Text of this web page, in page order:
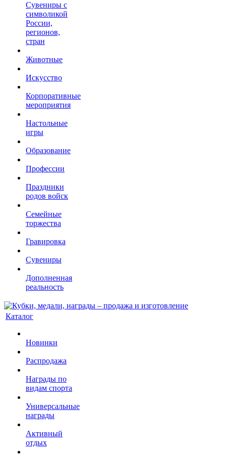
Сувениры с
символикой
России,
регионов,
стран
Животные
Искусство
Корпоративные
мероприятия
Настольные
игры
Образование
Профессии
Праздники
родов войск
Семейные
торжества
Гравировка
Сувениры
Дополненная
реальность
Каталог
Новинки
Распродажа
Награды по
видам спорта
Универсальные
награды
Активный
отдых